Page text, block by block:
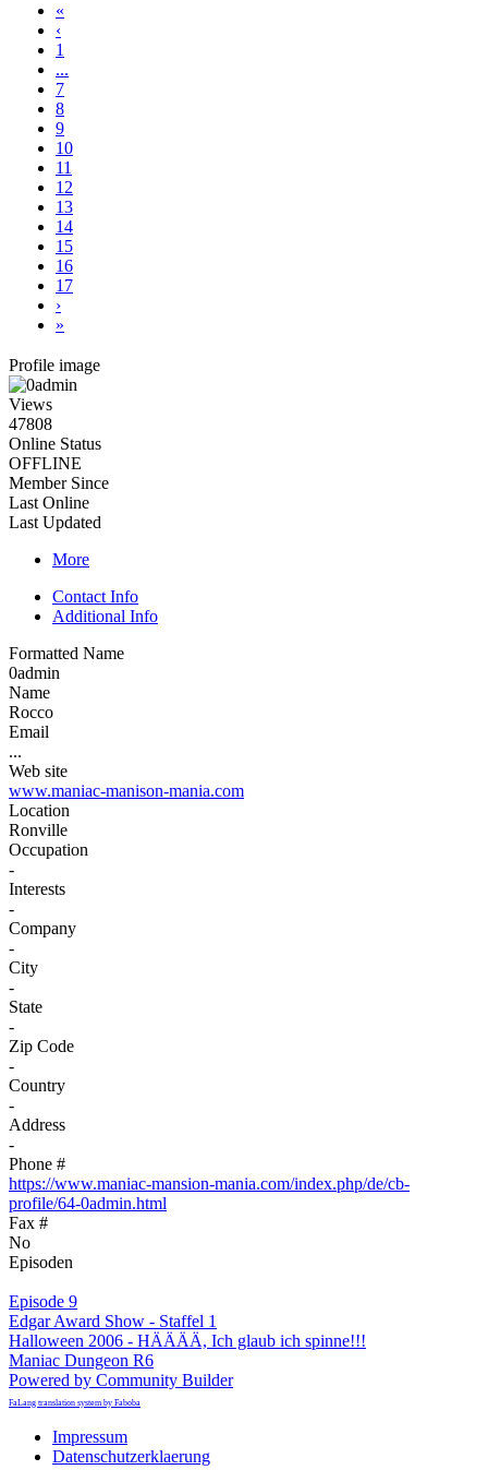
«
‹
1
...
7
8
9
10
11
12
13
14
15
16
17
›
»
Profile image
Views
47808
Online Status
OFFLINE
Member Since
Last Online
Last Updated
More
Contact Info
Additional Info
Formatted Name
0admin
Name
Rocco
Email
...
Web site
www.maniac-manison-mania.com
Location
Ronville
Occupation
-
Interests
-
Company
-
City
-
State
-
Zip Code
-
Country
-
Address
-
Phone #
https://www.maniac-mansion-mania.com/index.php/de/cb-
profile/64-0admin.html
Fax #
No
Episoden
Episode 9
Edgar Award Show - Staffel 1
Halloween 2006 - HÄÄÄÄ, Ich glaub ich spinne!!!
Maniac Dungeon R6
Powered by Community Builder
FaLang translation system by Faboba
Impressum
Datenschutzerklaerung